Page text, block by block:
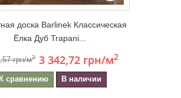
доска Barlinek Классическая
Ёлка Дуб Trapani...
грн/м2 3 342,72 грн/м2
К сравнению В наличии